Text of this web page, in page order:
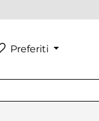
Preferiti